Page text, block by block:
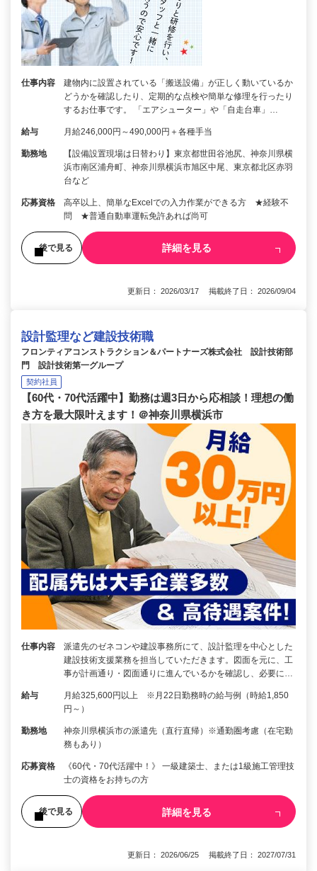
仕事内容
建物内に設置されている「搬送設備」が正しく動いているか
どうかを確認したり、定期的な点検や簡単な修理を行ったり
するお仕事です。 「エアシューター」や「自走台車」…
給与 月給246,000円～490,000円＋各種手当
勤務地
【設備設置現場は日替わり】東京都世田谷池尻、神奈川県横
浜市南区浦舟町、神奈川県横浜市旭区中尾、東京都北区赤羽
台など
応募資格
高卒以上、簡単なExcelでの入力作業ができる方 ★経験不
問 ★普通自動車運転免許あれば尚可
後で見る 詳細を見る
更新日： 2026/03/17 掲載終了日： 2026/09/04
設計監理など建設技術職
フロンティアコンストラクション＆パートナーズ株式会社 設計技術部
門 設計技術第一グループ
契約社員
【60代・70代活躍中】勤務は週3日から応相談！理想の働
き方を最大限叶えます！＠神奈川県横浜市
仕事内容
派遣先のゼネコンや建設事務所にて、設計監理を中心とした
建設技術支援業務を担当していただきます。図面を元に、工
事が計画通り・図面通りに進んでいるかを確認し、必要に…
給与
月給325,600円以上 ※月22日勤務時の給与例（時給1,850
円～）
勤務地
神奈川県横浜市の派遣先（直行直帰）※通勤圏考慮（在宅勤
務もあり）
応募資格
《60代・70代活躍中！》 一級建築士、または1級施工管理技
士の資格をお持ちの方
後で見る 詳細を見る
更新日： 2026/06/25 掲載終了日： 2027/07/31